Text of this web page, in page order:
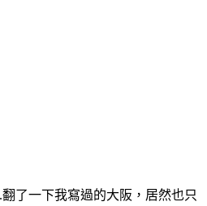
了一下我寫過的大阪，居然也只